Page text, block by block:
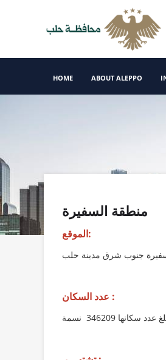
HOME ABOUT ALEPPO
منطقة السفيرة
الموقع:
عدد السكان :
عدد سكانها 346209